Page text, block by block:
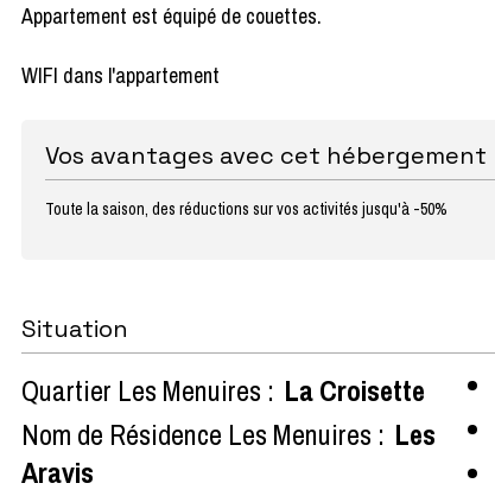
Appartement est équipé de couettes.
WIFI dans l'appartement
Vos avantages avec cet hébergement
Toute la saison, des réductions sur vos activités jusqu'à -50%
Situation
Quartier Les Menuires : La Croisette
Nom de Résidence Les Menuires : Les
Aravis